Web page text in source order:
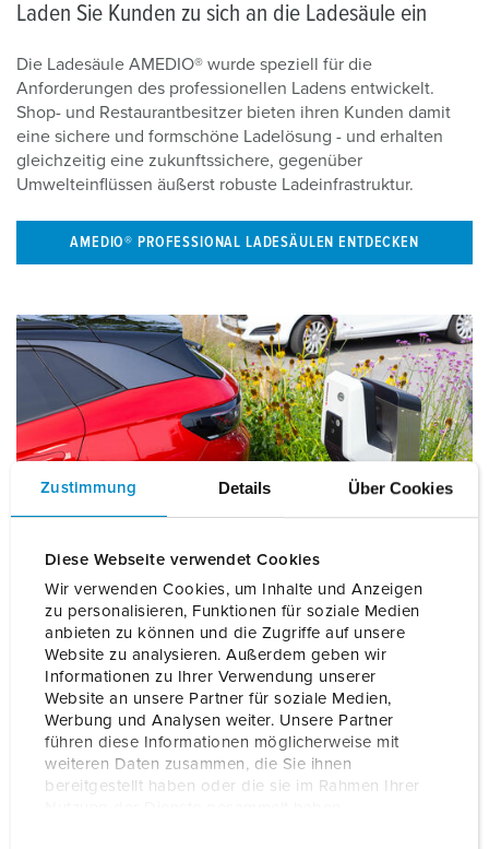
Zustimmung Details Über Cookies
Diese Webseite verwendet Cookies
Wir verwenden Cookies, um Inhalte und Anzeigen
zu personalisieren, Funktionen für soziale Medien
anbieten zu können und die Zugriffe auf unsere
Website zu analysieren. Außerdem geben wir
Informationen zu Ihrer Verwendung unserer
Website an unsere Partner für soziale Medien,
Werbung und Analysen weiter. Unsere Partner
führen diese Informationen möglicherweise mit
weiteren Daten zusammen, die Sie ihnen
bereitgestellt haben oder die sie im Rahmen Ihrer
Laden Sie Kunden zu sich an die Ladesäule ein
Die Ladesäule AMEDIO® wurde speziell für die
Anforderungen des professionellen Ladens entwickelt.
Shop- und Restaurantbesitzer bieten ihren Kunden damit
eine sichere und formschöne Ladelösung - und erhalten
gleichzeitig eine zukunftssichere, gegenüber
Umwelteinflüssen äußerst robuste Ladeinfrastruktur.
AMEDIO® PROFESSIONAL LADESÄULEN ENTDECKEN
Werten Sie Ihren Parkplatz mit einer MENNEKES
Wallbox auf
Modernes Design kombiniert mit neuester Technik – die
Wallboxen der AMTRON® 4Business 700- und AMTRON®
Professional-Reihe bieten Besitzern von Shops und
Restaurants alles, was sie für den professionellen Betrieb
ihrer eMobility-Ladelösungen benötigen. Auf Wunsch ist
sogar die Abrechnung des Ladestroms inklusive!